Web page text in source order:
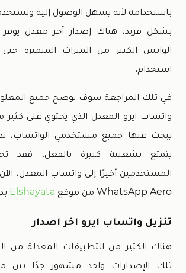
باستخدامه لأنه يسهل الوصول إليه
بشكل فريد، هناك إصدار آخر معدل يوفر
الواتس الكثير من الميزات المتميزة
استخدام.
في تلك المراجعة سوف نوضح جميع
واتساب ايرو المعدل الذي يحتوي على كثير
يبحث عنها جميع مستخدمي الواتساب،
يتمتع بشعبية كبيرة بالفعل، فقد
المستخدمين أخيرًا إلى واتساب المعدل،
WhatsApp Aero من موقع
Elshayata
تنزيل واتساب ايرو اخر اصدار
هناك الكثير من التطبيقات المعدلة من
تلك الإصدارات واحد مشهور جدًا بين